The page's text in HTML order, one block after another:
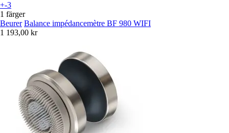
+-3
1 färger
Beurer Balance impédancemètre BF 980 WIFI
1 193,00 kr